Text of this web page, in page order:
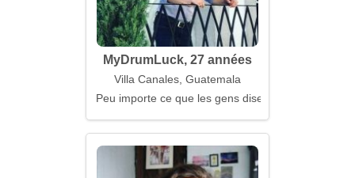
MyDrumLuck, 27 années
Villa Canales, Guatemala
Peu importe ce que les gens disent